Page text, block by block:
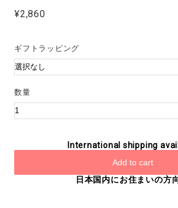
¥2,860
ギフトラッピング
数量
International shipping
Add to cart
日本国内にお住まいの方